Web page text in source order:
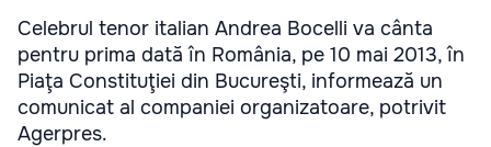
Celebrul tenor italian Andrea Bocelli va cânta
pentru prima dată în România, pe 10 mai 2013, în
Piaţa Constituţiei din Bucureşti, informează un
comunicat al companiei organizatoare, potrivit
Agerpres.